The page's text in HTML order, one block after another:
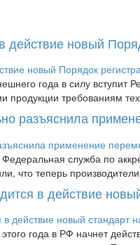
действие новый
года в силу вступит
продукции требованиям
разъяснила
служба по
что теперь
в действие
года в РФ начнет